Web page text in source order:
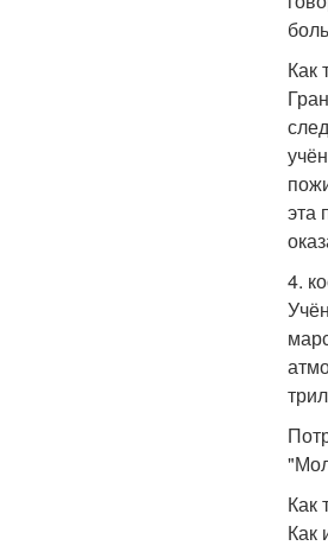
Как
эта
4.
Как
Как